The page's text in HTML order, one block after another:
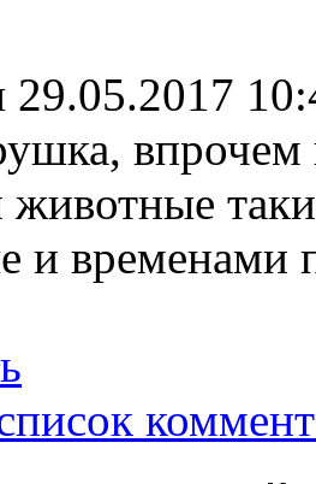
29.05.2017
впрочем
и временами